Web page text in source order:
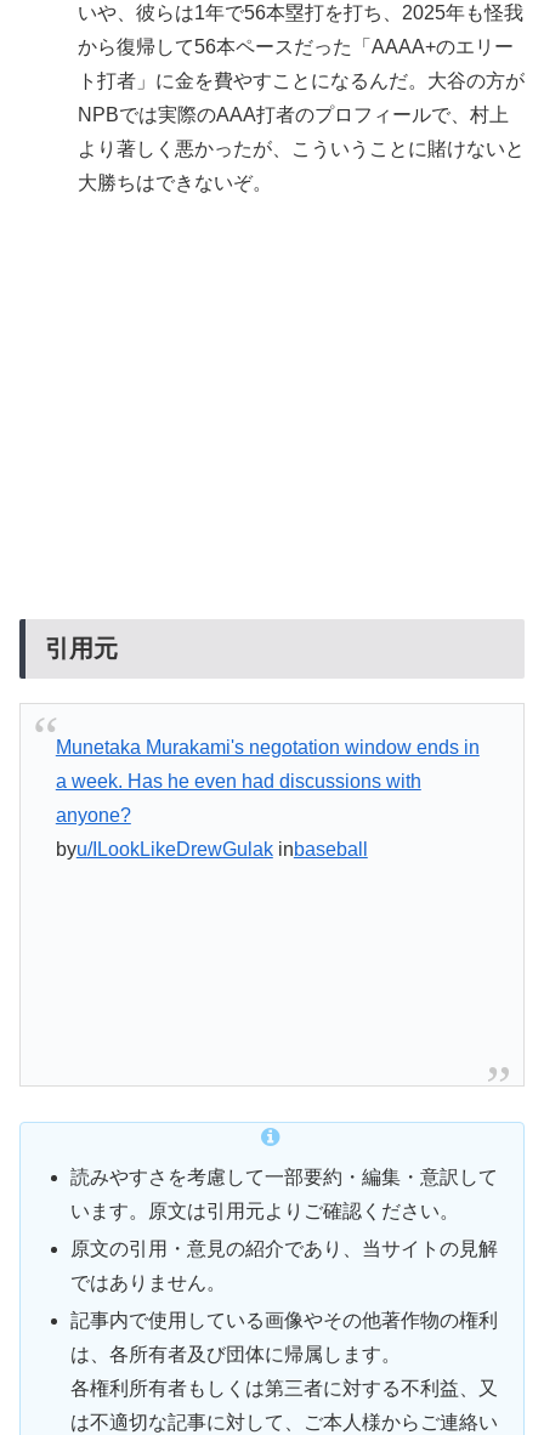
いや、彼らは1年で56本塁打を打ち、2025年も怪我
から復帰して56本ペースだった「AAAA+のエリー
ト打者」に金を費やすことになるんだ。大谷の方が
NPBでは実際のAAA打者のプロフィールで、村上
より著しく悪かったが、こういうことに賭けないと
大勝ちはできないぞ。
引用元
Munetaka Murakami's negotation window ends in
a week. Has he even had discussions with
anyone?
byu/ILookLikeDrewGulakinbaseball
読みやすさを考慮して一部要約・編集・意訳して
います。原文は引用元よりご確認ください。
原文の引用・意見の紹介であり、当サイトの見解
ではありません。
記事内で使用している画像やその他著作物の権利
は、各所有者及び団体に帰属します。
各権利所有者もしくは第三者に対する不利益、又
は不適切な記事に対して、ご本人様からご連絡い